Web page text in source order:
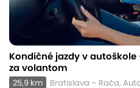
Kondičné jazdy v
za volantom
25,9 km Bratislava – Rača,